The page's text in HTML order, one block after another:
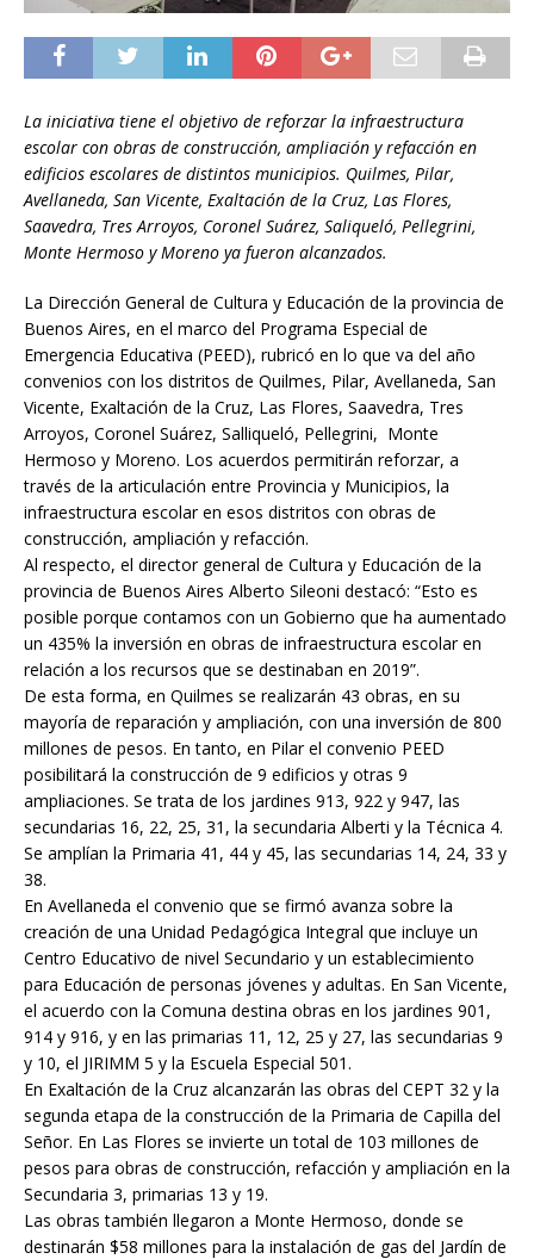
La iniciativa tiene el objetivo de reforzar la infraestructura
escolar con obras de construcción, ampliación y refacción en
edificios escolares de distintos municipios. Quilmes, Pilar,
Avellaneda, San Vicente, Exaltación de la Cruz, Las Flores,
Saavedra, Tres Arroyos, Coronel Suárez, Saliqueló, Pellegrini,
Monte Hermoso y Moreno ya fueron alcanzados.
La Dirección General de Cultura y Educación de la provincia de
Buenos Aires, en el marco del Programa Especial de
Emergencia Educativa (PEED), rubricó en lo que va del año
convenios con los distritos de Quilmes, Pilar, Avellaneda, San
Vicente, Exaltación de la Cruz, Las Flores, Saavedra, Tres
Arroyos, Coronel Suárez, Salliqueló, Pellegrini, Monte
Hermoso y Moreno. Los acuerdos permitirán reforzar, a
través de la articulación entre Provincia y Municipios, la
infraestructura escolar en esos distritos con obras de
construcción, ampliación y refacción.
Al respecto, el director general de Cultura y Educación de la
provincia de Buenos Aires Alberto Sileoni destacó: “Esto es
posible porque contamos con un Gobierno que ha aumentado
un 435% la inversión en obras de infraestructura escolar en
relación a los recursos que se destinaban en 2019”.
De esta forma, en Quilmes se realizarán 43 obras, en su
mayoría de reparación y ampliación, con una inversión de 800
millones de pesos. En tanto, en Pilar el convenio PEED
posibilitará la construcción de 9 edificios y otras 9
ampliaciones. Se trata de los jardines 913, 922 y 947, las
secundarias 16, 22, 25, 31, la secundaria Alberti y la Técnica 4.
Se amplían la Primaria 41, 44 y 45, las secundarias 14, 24, 33 y
38.
En Avellaneda el convenio que se firmó avanza sobre la
creación de una Unidad Pedagógica Integral que incluye un
Centro Educativo de nivel Secundario y un establecimiento
para Educación de personas jóvenes y adultas. En San Vicente,
el acuerdo con la Comuna destina obras en los jardines 901,
914 y 916, y en las primarias 11, 12, 25 y 27, las secundarias 9
y 10, el JIRIMM 5 y la Escuela Especial 501.
En Exaltación de la Cruz alcanzarán las obras del CEPT 32 y la
segunda etapa de la construcción de la Primaria de Capilla del
Señor. En Las Flores se invierte un total de 103 millones de
pesos para obras de construcción, refacción y ampliación en la
Secundaria 3, primarias 13 y 19.
Las obras también llegaron a Monte Hermoso, donde se
destinarán $58 millones para la instalación de gas del Jardín de